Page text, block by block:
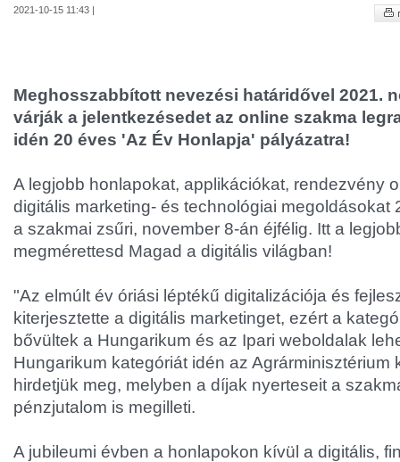
2021-10-15 11:43 |
Meghosszabbított nevezési határidővel 2021.
várják a jelentkezésedet az online szakma
idén 20 éves 'Az Év Honlapja' pályázatra!
A legjobb honlapokat, applikációkat, rendezvény
digitális marketing- és technológiai megoldásokat
a szakmai zsűri, november 8-án éjfélig. Itt a
megmérettesd Magad a digitális világban!
"Az elmúlt év óriási léptékű digitalizációja és
kiterjesztette a digitális marketinget, ezért a
bővültek a Hungarikum és az Ipari weboldalak
Hungarikum kategóriát idén az Agrárminisztérium
hirdetjük meg, melyben a díjak nyerteseit a
pénzjutalom is megilleti.
A jubileumi évben a honlapokon kívül a digitális,